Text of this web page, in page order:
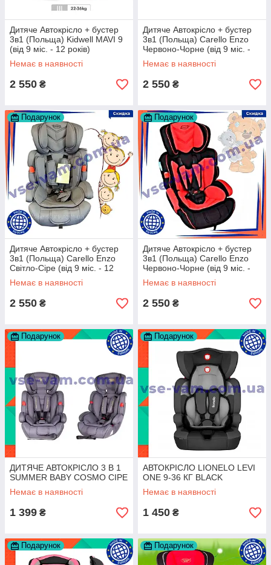
Дитяче Автокрісло + бустер
3в1 (Польща) Kidwell MAVI 9
(від 9 міс. - 12 років)
Немає в наявності
2 550 ₴
Дитяче Автокрісло + бустер
3в1 (Польща) Carello Enzo
Червоно-Чорне (від 9 міс. -
12 років)
Немає в наявності
2 550 ₴
Подарунок
Дитяче Автокрісло + бустер
3в1 (Польща) Carello Enzo
Світло-Сіре (від 9 міс. - 12
років)
Немає в наявності
2 550 ₴
Подарунок
Дитяче Автокрісло + бустер
3в1 (Польща) Carello Enzo
Червоно-Чорне (від 9 міс. -
12 років)
Немає в наявності
2 550 ₴
Подарунок
ДИТЯЧЕ АВТОКРІСЛО 3 В 1
SUMMER BABY COSMO СІРЕ
Немає в наявності
1 399 ₴
Подарунок
АВТОКРІСЛО LIONELO LEVI
ONE 9-36 КГ BLACK
Немає в наявності
1 450 ₴
Подарунок Подарунок